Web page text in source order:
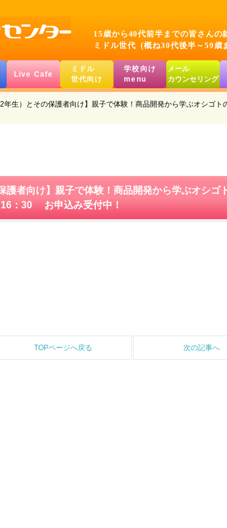
15歳から40代前半までの皆さんの
ミドル世代（概ね30代後半～59歳
Live Cafe
ミドル
世代向け
学校向け
menu
メール
カウンセリング
2年生）とその保護者向け】親子で体験！商品開発から学ぶオシ
護者向け】親子で体験！商品開発から学ぶオシゴ
：30 お申込み受付中！
TOPページへ戻る 次の記事へ